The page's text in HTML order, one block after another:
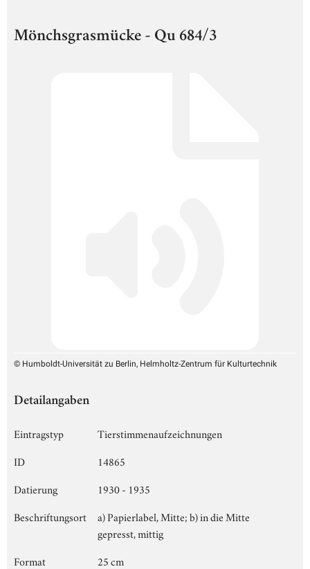
Mönchsgrasmücke - Qu 684/3
© Humboldt-Universität zu Berlin, Helmholtz-Zentrum für Kulturtechnik
Detailangaben
Eintragstyp
Tierstimmenaufzeichnungen
ID
14865
Datierung
1930 - 1935
Beschriftungsort
a) Papierlabel, Mitte; b) in die Mitte
gepresst, mittig
Format
25 cm